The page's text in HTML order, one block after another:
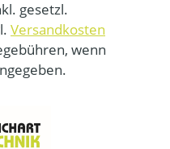
gesetzl.
Versandkosten
wenn